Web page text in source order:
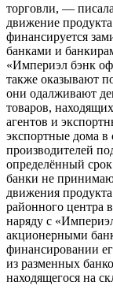
торговли, —
движение
финансируется
банками и
«Империэл бэнк
также оказывают
они одалживают
товаров,
агентов и
экспортные дома в
производителей
определённый
банки не
движения
районного центра
наряду с
акционерными
финансировании
из разменных
находящегося на